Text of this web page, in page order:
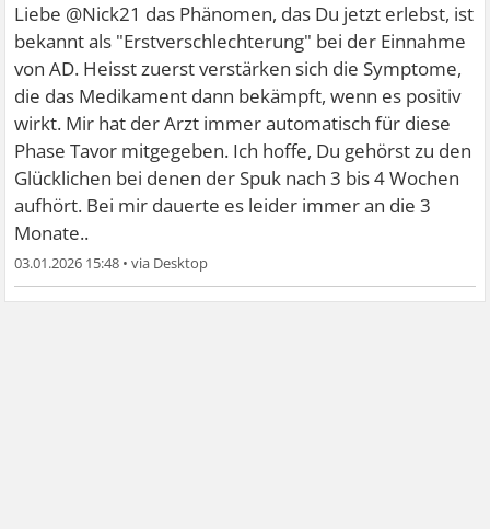
Liebe @Nick21 das Phänomen, das Du jetzt erlebst, ist
bekannt als "Erstverschlechterung" bei der Einnahme
von AD. Heisst zuerst verstärken sich die Symptome,
die das Medikament dann bekämpft, wenn es positiv
wirkt. Mir hat der Arzt immer automatisch für diese
Phase Tavor mitgegeben. Ich hoffe, Du gehörst zu den
Glücklichen bei denen der Spuk nach 3 bis 4 Wochen
aufhört. Bei mir dauerte es leider immer an die 3
Monate..
03.01.2026 15:48 •